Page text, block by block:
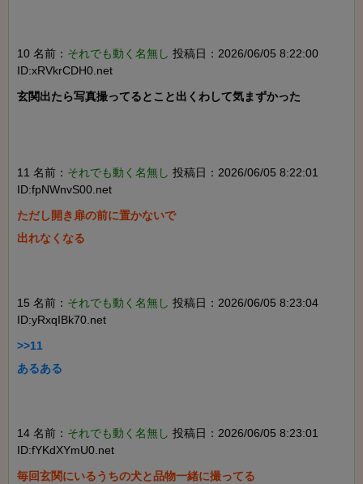
10 名前： それでも動く名無し 投稿日：2026/06/05 8:22:00
ID:xRVkrCDH0.net
玄関出たら写真撮ってるとこと出くわして気まずかった
11 名前： それでも動く名無し 投稿日：2026/06/05 8:22:01
ID:fpNWnvS00.net
ただし開き扉の前に置かないで
出れなくなる
15 名前： それでも動く名無し 投稿日：2026/06/05 8:23:04
ID:yRxqIBk70.net
>>11
あるある
14 名前： それでも動く名無し 投稿日：2026/06/05 8:23:01
ID:fYKdXYmU0.net
毎回玄関にいるうちの犬と品物一緒に撮ってる